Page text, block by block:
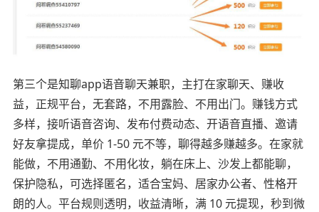
第三个是知聊app语音聊天兼职，主打在家聊天、赚收
益，正规平台，无套路，不用露脸、不用出门。赚钱方式
多样，接听语音咨询、发布付费动态、开语音直播、邀请
好友拿提成，单价 1-50 元不等，聊得越多赚越多。在家就
能做，不用通勤、不用化妆，躺在床上、沙发上都能聊，
保护隐私，可选择匿名，适合宝妈、居家办公者、性格开
朗的人。平台规则透明，收益清晰，满 10 元提现，秒到微